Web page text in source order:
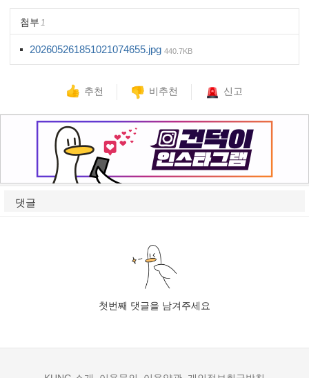
첨부 1
202605261851021074655.jpg 440.7KB
추천 비추천 신고
댓글
첫번째 댓글을 남겨주세요